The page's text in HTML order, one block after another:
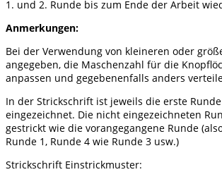
1. und 2. Runde bis zum Ende der Arbeit
Anmerkungen:
Bei der Verwendung von kleineren oder
angegeben, die Maschenzahl für die
anpassen und gegebenenfalls anders
In der Strickschrift ist jeweils die erste
eingezeichnet. Die nicht eingezeichneten
gestrickt wie die vorangegangene Runde
Runde 1, Runde 4 wie Runde 3 usw.)
Strickschrift Einstrickmuster: